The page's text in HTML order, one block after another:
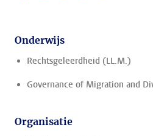
Onderwijs
Rechtsgeleerdheid (LL.M.)
Governance of Migration and
Organisatie